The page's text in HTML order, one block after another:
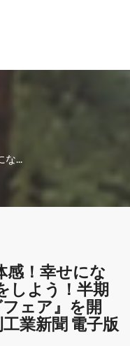
な...
感！幸せにな
しよう！半期
ェア』を開
業新聞 電子版